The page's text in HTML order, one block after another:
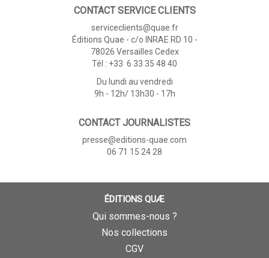
CONTACT SERVICE CLIENTS
serviceclients@quae.fr
Éditions Quae - c/o INRAE RD 10 -
78026 Versailles Cedex
Tél : +33 6 33 35 48 40
Du lundi au vendredi
9h - 12h/ 13h30 - 17h
CONTACT JOURNALISTES
presse@editions-quae.com
06 71 15 24 28
ÉDITIONS QUÆ
Qui sommes-nous ?
Nos collections
CGV